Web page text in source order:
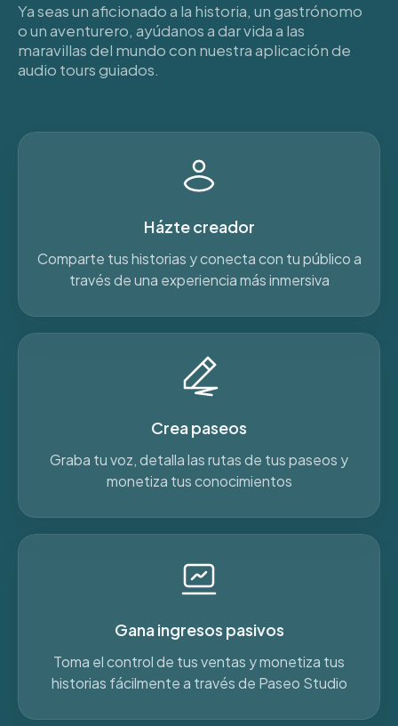
Ya seas un aficionado a la historia, un gastrónomo
o un aventurero, ayúdanos a dar vida a las
maravillas del mundo con nuestra aplicación de
audio tours guiados.
Házte creador
Comparte tus historias y conecta con tu público a
través de una experiencia más inmersiva
Crea paseos
Graba tu voz, detalla las rutas de tus paseos y
monetiza tus conocimientos
Gana ingresos pasivos
Toma el control de tus ventas y monetiza tus
historias fácilmente a través de Paseo Studio